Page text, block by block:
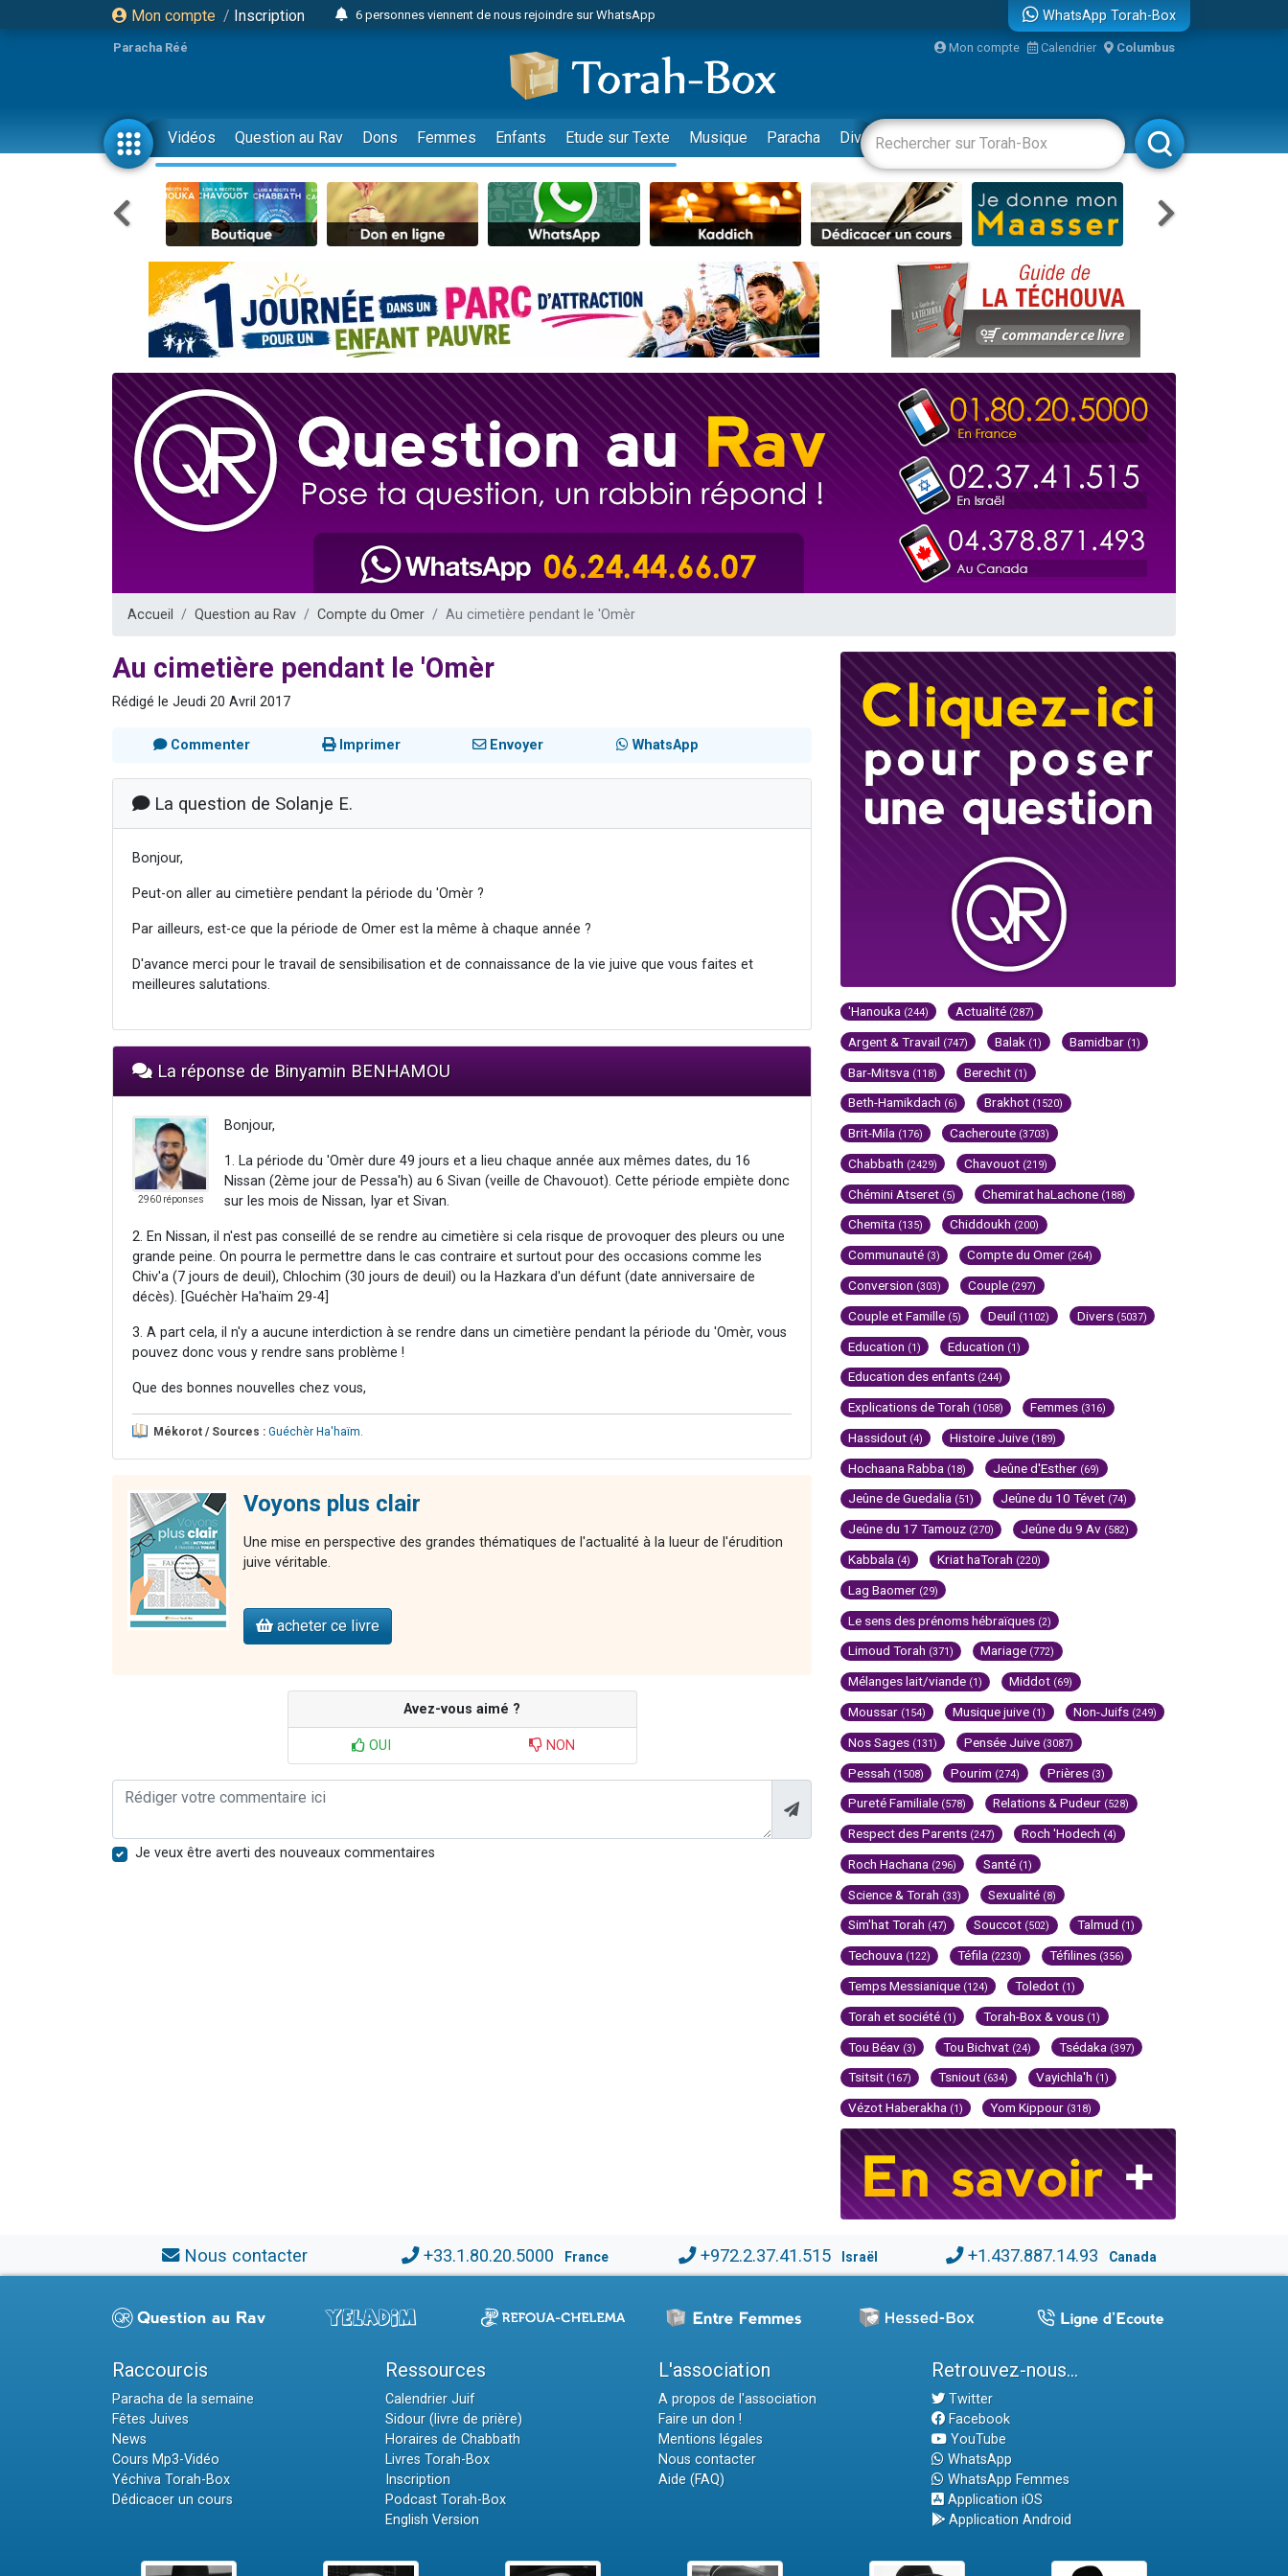
Mon compte / Inscription
6 personnes viennent de nous rejoindre sur WhatsApp
2 personnes viennent de faire un don pour 1 Journée de Vacances Pour les Enfants
17 personnes viennent de demander une bénédiction
4 personnes viennent de nous rejoindre sur WhatsApp
Il reste 49 places pour étudier en groupe sur Zoom
23 personnes viennent de faire un don pour Diane, 80 ans, dans un appartement insalubre
Eva vient de donner son Maasser
4 personnes viennent de nous rejoindre sur WhatsApp
3 personnes viennent de faire un don pour 5 jours de vacances aux Orphelins
Odaya vient de donner son Maasser
13 personnes viennent de demander une bénédiction
2 personnes viennent de nous rejoindre sur WhatsApp
30 personnes viennent de faire un don pour Sauvez la jambe de Yohan
Il reste 49 places pour étudier en groupe sur Zoom
3 personnes viennent de nous rejoindre sur WhatsApp
2 personnes viennent de nous rejoindre sur WhatsApp
2 personnes viennent de nous rejoindre sur WhatsApp
WhatsApp Torah-Box
Paracha Réé Mon compte Calendrier Columbus
Vidéos Question au Rav Dons Femmes Enfants Etude sur Texte Musique Paracha Divertissements Livres Rabbanim
Accueil Question au Rav Compte du Omer Au cimetière pendant le 'Omèr
Au cimetière pendant le 'Omèr
Rédigé le Jeudi 20 Avril 2017
Commenter Imprimer Envoyer WhatsApp
La question de Solanje E.
Bonjour,
Peut-on aller au cimetière pendant la période du 'Omèr ?
Par ailleurs, est-ce que la période de Omer est la même à chaque année ?
D'avance merci pour le travail de sensibilisation et de connaissance de la vie juive que vous faites et
meilleures salutations.
La réponse de Binyamin BENHAMOU
2960 réponses
Bonjour,
1. La période du 'Omèr dure 49 jours et a lieu chaque année aux mêmes dates, du 16
Nissan (2ème jour de Pessa'h) au 6 Sivan (veille de Chavouot). Cette période empiète donc
sur les mois de Nissan, Iyar et Sivan.
2. En Nissan, il n'est pas conseillé de se rendre au cimetière si cela risque de provoquer des pleurs ou une
grande peine. On pourra le permettre dans le cas contraire et surtout pour des occasions comme les
Chiv'a (7 jours de deuil), Chlochim (30 jours de deuil) ou la Hazkara d'un défunt (date anniversaire de
décès). [Guéchèr Ha'haïm 29-4]
3. A part cela, il n'y a aucune interdiction à se rendre dans un cimetière pendant la période du 'Omèr, vous
pouvez donc vous y rendre sans problème !
Que des bonnes nouvelles chez vous,
Mékorot / Sources : Guéchèr Ha'haïm
Voyons plus clair
Une mise en perspective des grandes thématiques de l'actualité à la lueur de l'érudition
juive véritable.
acheter ce livre
Avez-vous aimé ?
OUI NON
Je veux être averti des nouveaux commentaires
'Hanouka (244) Actualité (287)
Argent & Travail (747) Balak (1) Bamidbar (1)
Bar-Mitsva (118) Berechit (1)
Beth-Hamikdach (6) Brakhot (1520)
Brit-Mila (176) Cacheroute (3703)
Chabbath (2429) Chavouot (219)
Chémini Atseret (5) Chemirat haLachone (188)
Chemita (135) Chiddoukh (200)
Communauté (3) Compte du Omer (264)
Conversion (303) Couple (297)
Couple et Famille (5) Deuil (1102) Divers (5037)
Education (1) Education (1)
Education des enfants (244)
Explications de Torah (1058) Femmes (316)
Hassidout (4) Histoire Juive (189)
Hochaana Rabba (18) Jeûne d'Esther (69)
Jeûne de Guedalia (51) Jeûne du 10 Tévet (74)
Jeûne du 17 Tamouz (270) Jeûne du 9 Av (582)
Kabbala (4) Kriat haTorah (220)
Lag Baomer (29)
Le sens des prénoms hébraïques (2)
Limoud Torah (371) Mariage (772)
Mélanges lait/viande (1) Middot (69)
Moussar (154) Musique juive (1) Non-Juifs (249)
Nos Sages (131) Pensée Juive (3087)
Pessah (1508) Pourim (274) Prières (3)
Pureté Familiale (578) Relations & Pudeur (528)
Respect des Parents (247) Roch 'Hodech (4)
Roch Hachana (296) Santé (1)
Science & Torah (33) Sexualité (8)
Sim'hat Torah (47) Souccot (502) Talmud (1)
Techouva (122) Téfila (2230) Téfilines (356)
Temps Messianique (124) Toledot (1)
Torah et société (1) Torah-Box & vous (1)
Tou Béav (3) Tou Bichvat (24) Tsédaka (397)
Tsitsit (167) Tsniout (634) Vayichla'h (1)
Vézot Haberakha (1) Yom Kippour (318)
Nous contacter +33.1.80.20.5000 France +972.2.37.41.515 Israël +1.437.887.14.93 Canada
Raccourcis
Paracha de la semaine
Fêtes Juives
News
Cours Mp3-Vidéo
Yéchiva Torah-Box
Dédicacer un cours
Ressources
Calendrier Juif
Sidour (livre de prière)
Horaires de Chabbath
Livres Torah-Box
Inscription
Podcast Torah-Box
English Version
L'association
A propos de l'association
Faire un don !
Mentions légales
Nous contacter
Aide (FAQ)
Retrouvez-nous...
Twitter
Facebook
YouTube
WhatsApp
WhatsApp Femmes
Application iOS
Application Android